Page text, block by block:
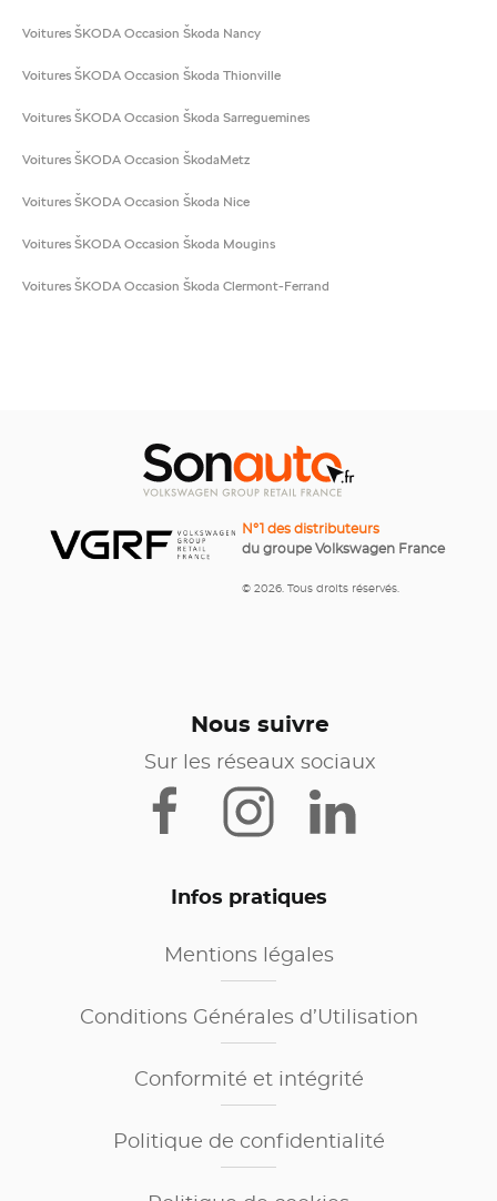
Voitures ŠKODA Occasion Škoda Nancy
Voitures ŠKODA Occasion Škoda Thionville
Voitures ŠKODA Occasion Škoda Sarreguemines
Voitures ŠKODA Occasion ŠkodaMetz
Voitures ŠKODA Occasion Škoda Nice
Voitures ŠKODA Occasion Škoda Mougins
Voitures ŠKODA Occasion Škoda Clermont-Ferrand
N°1 des distributeurs
du groupe Volkswagen France
© 2026. Tous droits réservés.
Nous suivre
Sur les réseaux sociaux
Infos pratiques
Mentions légales
Conditions Générales d’Utilisation
Conformité et intégrité
Politique de confidentialité